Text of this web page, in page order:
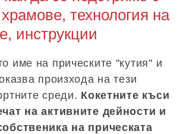
технология на
инструкции
име на прическите "кутия" и
произхода на тези
среди. Кокетните къси
на активните дейности и
на прическата